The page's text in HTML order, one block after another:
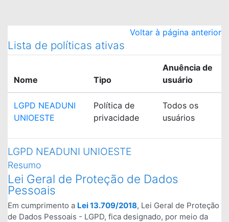
Voltar à página anterior
Lista de políticas ativas
Nome Tipo
Anuência de
usuário
LGPD NEADUNI
UNIOESTE
Política de
privacidade
Todos os
usuários
LGPD NEADUNI UNIOESTE
Resumo
Lei Geral de Proteção de Dados
Pessoais
Em cumprimento a Lei 13.709/2018, Lei Geral de Proteção
de Dados Pessoais - LGPD, fica designado, por meio da